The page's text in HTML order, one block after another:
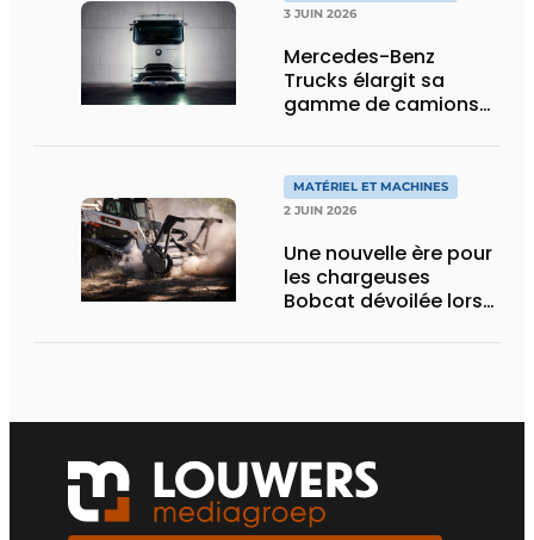
3 JUIN 2026
Mercedes-Benz
Trucks élargit sa
gamme de camions
eActros Lowliner
MATÉRIEL ET MACHINES
2 JUIN 2026
Une nouvelle ère pour
les chargeuses
Bobcat dévoilée lors